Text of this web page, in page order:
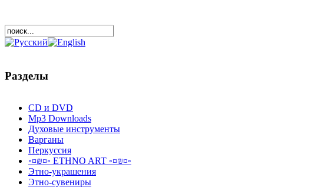
Разделы
CD и DVD
Mp3 Downloads
Духовые инструменты
Варганы
Перкуссия
◦¤₪¤◦ ETHNO ART ◦¤₪¤◦
Этно-украшения
Этно-сувениры